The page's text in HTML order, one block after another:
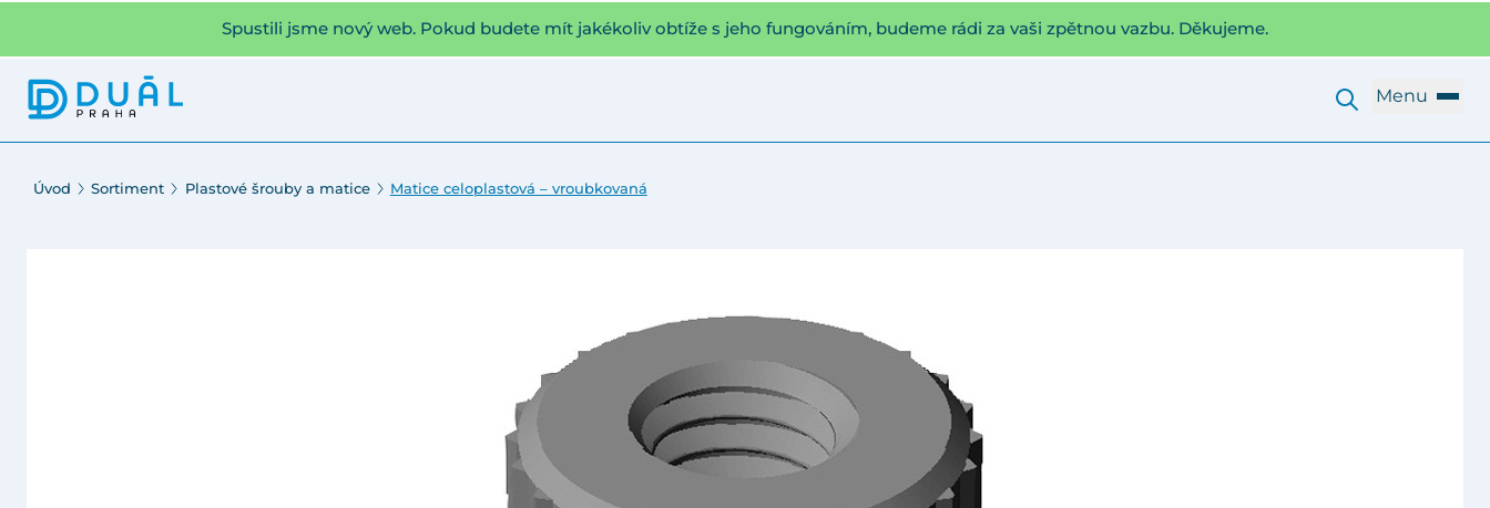
Spustili jsme nový web. Pokud budete mít jakékoliv obtíže s jeho fungováním, budeme rádi za vaši zpětnou vazbu. Děkujeme.
Menu
Úvod Sortiment Plastové šrouby a matice Matice celoplastová – vroubkovaná